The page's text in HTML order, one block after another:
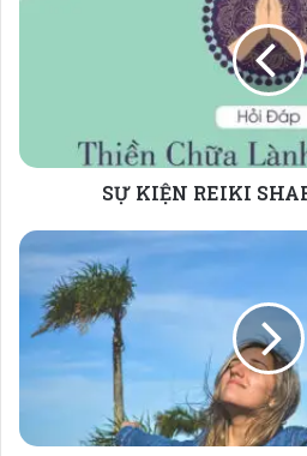
SỰ KIỆN REIKI
LÀM
THẾ
NÀO
HẠNH
THIỆN